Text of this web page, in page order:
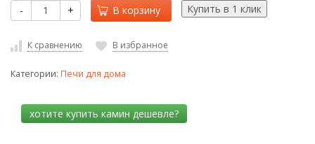
- + В корзину
К сравнению В избранное
Категории: Печи для дома